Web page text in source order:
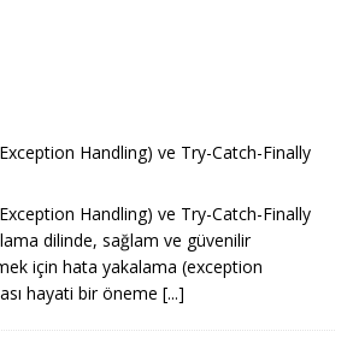
Handling) ve Try-Catch-Finally
Handling) ve Try-Catch-Finally
dilinde, sağlam ve güvenilir
için hata yakalama (exception
hayati bir öneme [...]